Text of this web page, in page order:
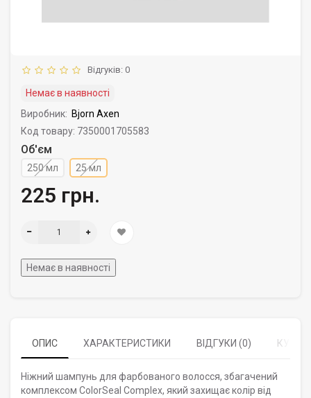
Відгуків: 0
Немає в наявності
Виробник: Bjorn Axen
Код товару: 7350001705583
Об'єм
250 мл 25 мл
225 грн.
Немає в наявності
ОПИС ХАРАКТЕРИСТИКИ ВІДГУКИ (0)
Ніжний шампунь для фарбованого волосся, збагачений
комплексом ColorSeal Complex, який захищає колір від